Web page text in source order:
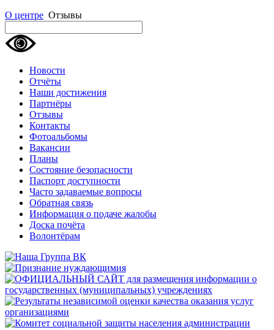
О центре Отзывы
Новости
Отчёты
Наши достижения
Партнёры
Отзывы
Контакты
Фотоальбомы
Вакансии
Планы
Состояние безопасности
Паспорт доступности
Часто задаваемые вопросы
Обратная связь
Информация о подаче жалобы
Доска почёта
Волонтёрам